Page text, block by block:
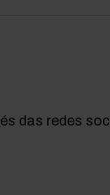
das redes